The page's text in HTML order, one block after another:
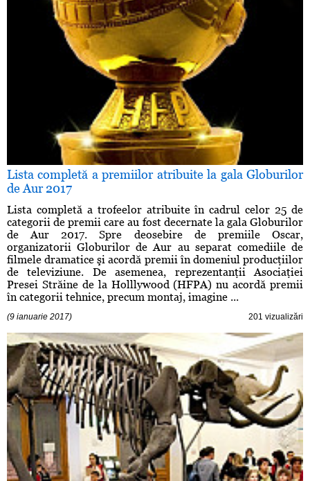
Lista completă a premiilor atribuite la gala Globurilor
de Aur 2017
Lista completă a trofeelor atribuite în cadrul celor 25 de
categorii de premii care au fost decernate la gala Globurilor
de Aur 2017. Spre deosebire de premiile Oscar,
organizatorii Globurilor de Aur au separat comediile de
filmele dramatice şi acordă premii în domeniul producţiilor
de televiziune. De asemenea, reprezentanţii Asociaţiei
Presei Străine de la Holllywood (HFPA) nu acordă premii
în categorii tehnice, precum montaj, imagine ...
(9 ianuarie 2017) 201 vizualizări